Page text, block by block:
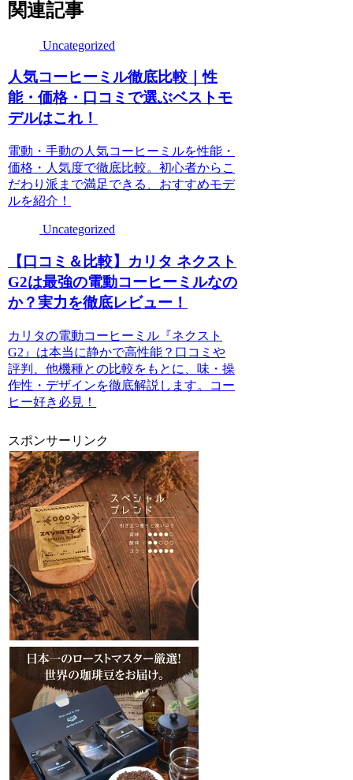
関連記事
Uncategorized
人気コーヒーミル徹底比較｜性
能・価格・口コミで選ぶベストモ
デルはこれ！
電動・手動の人気コーヒーミルを性能・
価格・人気度で徹底比較。初心者からこ
だわり派まで満足できる、おすすめモデ
ルを紹介！
Uncategorized
【口コミ＆比較】カリタ ネクスト
G2は最強の電動コーヒーミルなの
か？実力を徹底レビュー！
カリタの電動コーヒーミル『ネクスト
G2』は本当に静かで高性能？口コミや
評判、他機種との比較をもとに、味・操
作性・デザインを徹底解説します。コー
ヒー好き必見！
スポンサーリンク